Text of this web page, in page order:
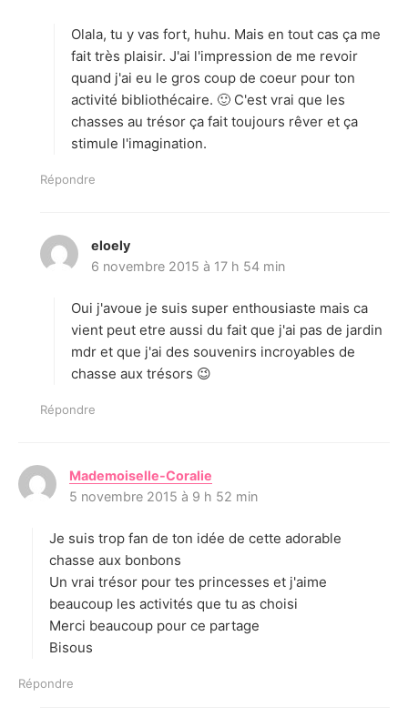
:
Olala, tu y vas fort, huhu. Mais en tout cas ça me
fait très plaisir. J'ai l'impression de me revoir
quand j'ai eu le gros coup de coeur pour ton
activité bibliothécaire. 🙂 C'est vrai que les
chasses au trésor ça fait toujours rêver et ça
stimule l'imagination.
Répondre
eloely
i
:
6 novembre 2015 à 17 h 54 min
Oui j'avoue je suis super enthousiaste mais ca
vient peut etre aussi du fait que j'ai pas de jardin
mdr et que j'ai des souvenirs incroyables de
chasse aux trésors 😉
Répondre
Mademoiselle-Coralie
:
5 novembre 2015 à 9 h 52 min
Je suis trop fan de ton idée de cette adorable
chasse aux bonbons
Un vrai trésor pour tes princesses et j'aime
beaucoup les activités que tu as choisi
Merci beaucoup pour ce partage
Bisous
Répondre